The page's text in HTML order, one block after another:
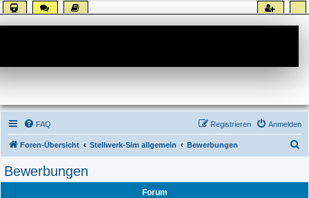
FAQ Anmelden
Registrieren
Foren-Übersicht Stellwerk-Sim allgemein Bewerbungen
Bewerbungen
Forum